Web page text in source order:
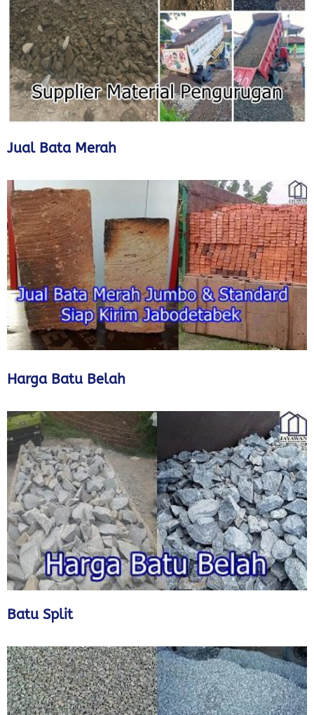
Jual Bata Merah
Harga Batu Belah
Batu Split